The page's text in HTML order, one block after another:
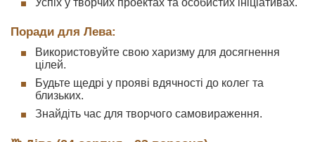
Успіх у творчих проектах та особистих ініціативах.
Поради для Лева:
Використовуйте свою харизму для досягнення
цілей.
Будьте щедрі у прояві вдячності до колег та
близьких.
Знайдіть час для творчого самовираження.